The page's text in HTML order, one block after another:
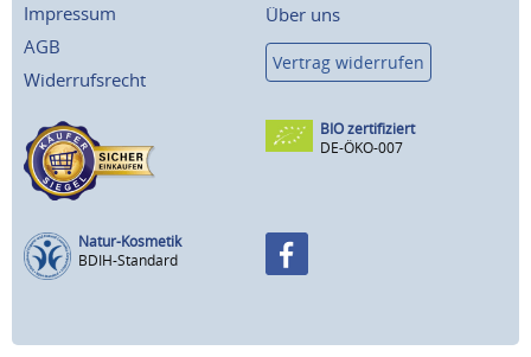
Impressum
AGB
Widerrufsrecht
Über uns
Vertrag widerrufen
BIO zertifiziert
DE-ÖKO-007
Natur-Kosmetik
BDIH-Standard